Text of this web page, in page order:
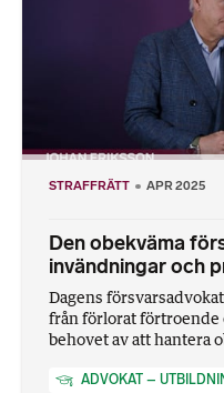
STRAFFRÄTT APR 2025
Den obekväma
invändningar och
Dagens
från förlorat förtroende
behovet av att hantera
ADVOKAT –